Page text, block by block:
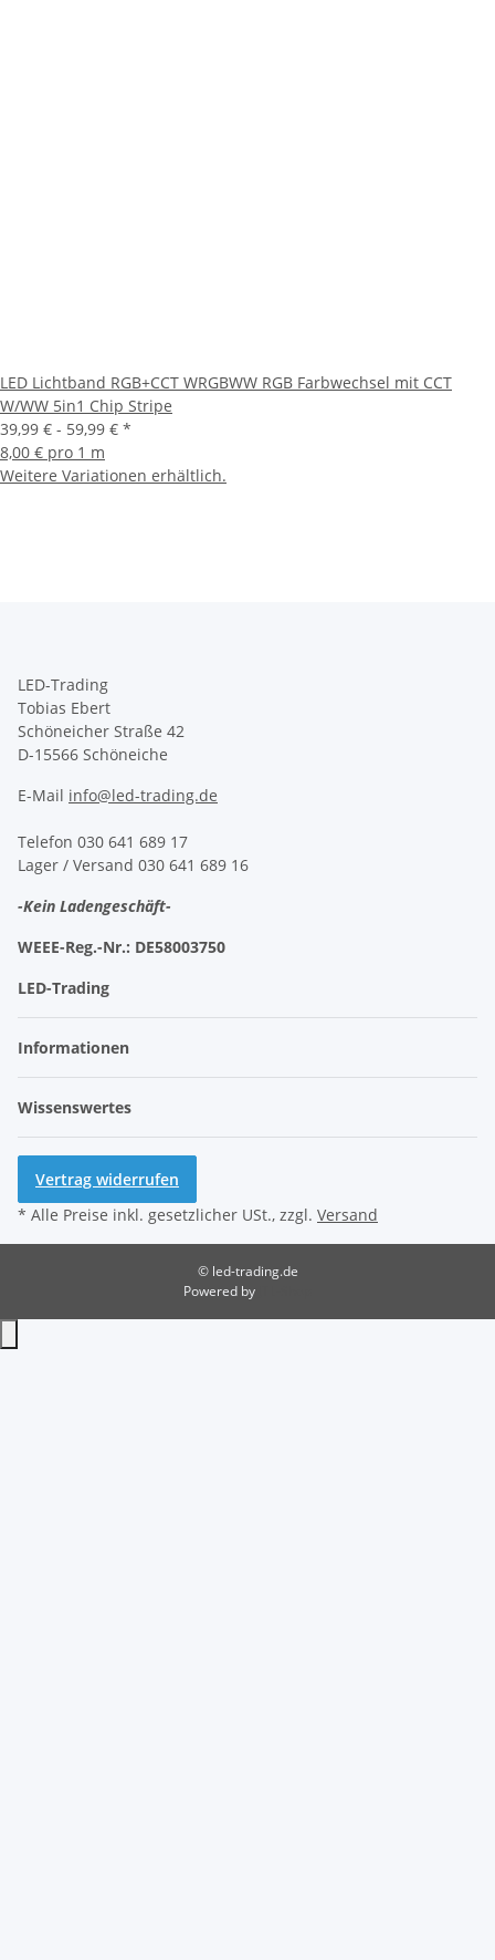
LED Lichtband RGB+CCT WRGBWW RGB Farbwechsel mit CCT
W/WW 5in1 Chip Stripe
39,99 € - 59,99 € *
8,00 € pro 1 m
Weitere Variationen erhältlich.
LED-Trading
Tobias Ebert
Schöneicher Straße 42
D-15566 Schöneiche
E-Mail info@led-trading.de
Telefon 030 641 689 17
Lager / Versand 030 641 689 16
-Kein Ladengeschäft-
WEEE-Reg.-Nr.: DE58003750
LED-Trading
Informationen
Wissenswertes
Vertrag widerrufen
* Alle Preise inkl. gesetzlicher USt., zzgl. Versand
© led-trading.de
Powered by